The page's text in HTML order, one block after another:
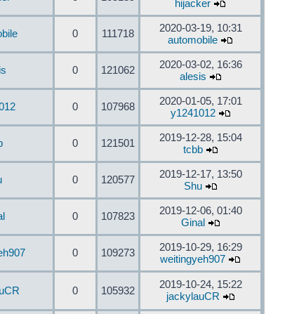
hijacker
0 111718
2020-03-19, 10:31
automobile
0 121062
2020-03-02, 16:36
alesis
0 107968
2020-01-05, 17:01
y1241012
0 121501
2019-12-28, 15:04
tcbb
0 120577
2019-12-17, 13:50
Shu
0 107823
2019-12-06, 01:40
Ginal
0 109273
2019-10-29, 16:29
weitingyeh907
0 105932
2019-10-24, 15:22
jackylauCR